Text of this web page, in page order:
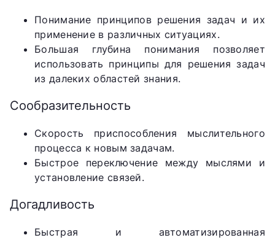
Понимание принципов решения задач и их
применение в различных ситуациях.
Большая глубина понимания позволяет
использовать принципы для решения задач
из далеких областей знания.
Сообразительность
Скорость приспособления мыслительного
процесса к новым задачам.
Быстрое переключение между мыслями и
установление связей.
Догадливость
Быстрая и автоматизированная